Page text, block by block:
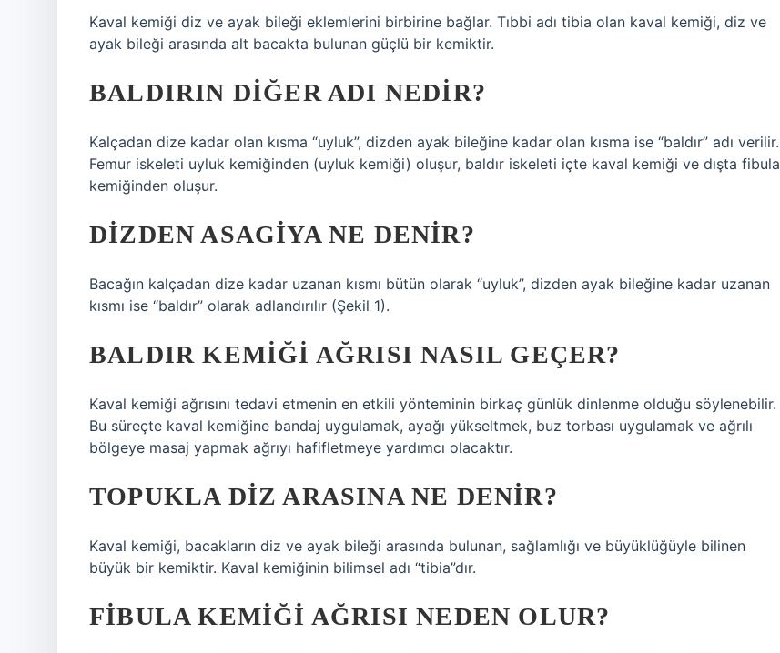
Kaval kemiği diz ve ayak bileği eklemlerini birbirine bağlar. Tıbbi adı tibia olan kaval kemiği, diz ve
ayak bileği arasında alt bacakta bulunan güçlü bir kemiktir.
BALDIRIN DIĞER ADI NEDIR?
Kalçadan dize kadar olan kısma “uyluk”, dizden ayak bileğine kadar olan kısma ise “baldır” adı verilir.
Femur iskeleti uyluk kemiğinden (uyluk kemiği) oluşur, baldır iskeleti içte kaval kemiği ve dışta fibula
kemiğinden oluşur.
DIZDEN ASAGIYA NE DENIR?
Bacağın kalçadan dize kadar uzanan kısmı bütün olarak “uyluk”, dizden ayak bileğine kadar uzanan
kısmı ise “baldır” olarak adlandırılır (Şekil 1).
BALDIR KEMIĞI AĞRISI NASIL GEÇER?
Kaval kemiği ağrısını tedavi etmenin en etkili yönteminin birkaç günlük dinlenme olduğu söylenebilir.
Bu süreçte kaval kemiğine bandaj uygulamak, ayağı yükseltmek, buz torbası uygulamak ve ağrılı
bölgeye masaj yapmak ağrıyı hafifletmeye yardımcı olacaktır.
TOPUKLA DIZ ARASINA NE DENIR?
Kaval kemiği, bacakların diz ve ayak bileği arasında bulunan, sağlamlığı ve büyüklüğüyle bilinen
büyük bir kemiktir. Kaval kemiğinin bilimsel adı “tibia”dır.
FIBULA KEMIĞI AĞRISI NEDEN OLUR?